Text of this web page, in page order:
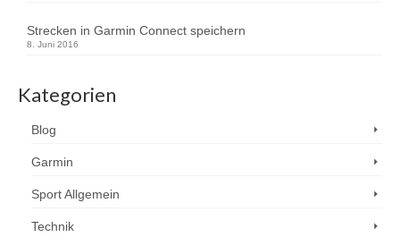
Strecken in Garmin Connect speichern
8. Juni 2016
Kategorien
Blog
Garmin
Sport Allgemein
Technik